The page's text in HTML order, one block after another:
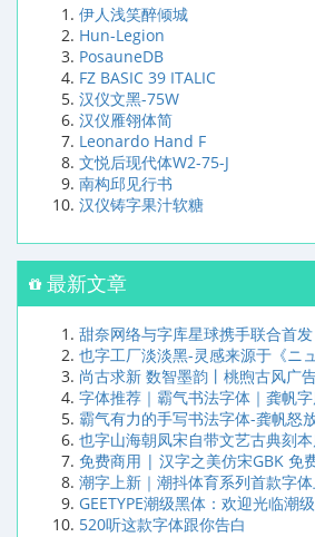
伊人浅笑醉倾城
Hun-Legion
PosauneDB
FZ BASIC 39 ITALIC
汉仪文黑-75W
汉仪雁翎体简
Leonardo Hand F
文悦后现代体W2-75-J
南构邱见行书
汉仪铸字果汁软糖
最新文章
甜奈网络与字库星球携手联合首
也字工厂淡淡黑-灵感来源于《ニ
尚古求新 数智墨韵丨桃煦古风广
字体推荐｜霸气书法字体｜龚帆
霸气有力的手写书法字体-龚帆怒
也字山海朝凤宋自带文艺古典刻
免费商用 | 汉字之美仿宋GBK 免
潮字上新｜潮抖体育系列首款字
GEETYPE潮级黑体：欢迎光临潮
520听这款字体跟你告白